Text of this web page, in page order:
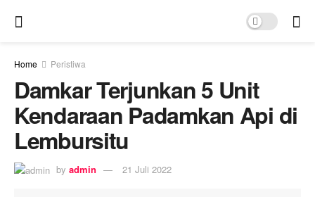
Home Peristiwa
Damkar Terjunkan 5 Unit
Kendaraan Padamkan Api di
Lembursitu
by admin 21 Juli 2022